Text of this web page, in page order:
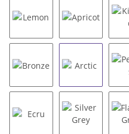
Lemon Apricot
Bronze Arctic